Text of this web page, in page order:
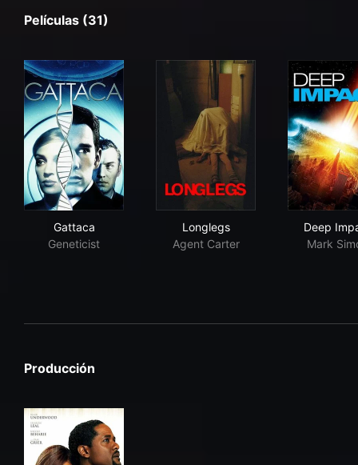
Películas (31)
Gattaca
Geneticist
Longlegs
Agent Carter
Deep
Mark
Producción